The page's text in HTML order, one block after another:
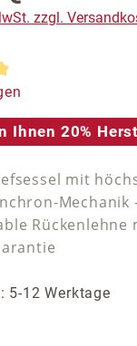
zzgl.
Bewertung
Ihnen 20%
mit
Mechanik
Rückenlehne
5-12 Werktage